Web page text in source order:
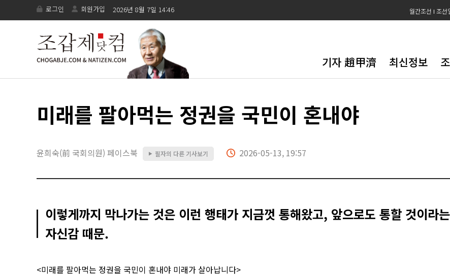
로그인 회원가입 2026년 8월 7일 14:46 월간조선 조선
기자 趙甲濟 최신정보
미래를 팔아먹는 정권을 국민이 혼내야
윤희숙(前 국회의원) 페이스북 ▶ 필자의 다른 기사보기 2026-05-13, 19:57
이렇게까지 막나가는 것은 이런 행태가 지금껏 통해왔고, 앞으로도 통할 것이라는
자신감 때문.
<미래를 팔아먹는 정권을 국민이 혼내야 미래가 살아납니다>